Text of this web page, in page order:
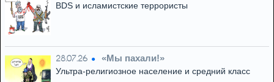
BDS и исламистские террористы
28.07.26 «Мы пахали!»
Ультра-религиозное население и средний класс